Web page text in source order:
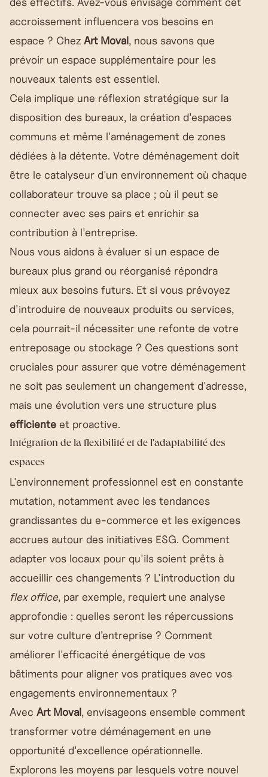
accroissement influencera vos besoins en
espace ? Chez Art Moval, nous savons que
prévoir un espace supplémentaire pour les
nouveaux talents est essentiel.
Cela implique une réflexion stratégique sur la
disposition des bureaux, la création d'espaces
communs et même l'aménagement de zones
dédiées à la détente. Votre déménagement doit
être le catalyseur d'un environnement où chaque
collaborateur trouve sa place ; où il peut se
connecter avec ses pairs et enrichir sa
contribution à l'entreprise.
Nous vous aidons à évaluer si un espace de
bureaux plus grand ou réorganisé répondra
mieux aux besoins futurs. Et si vous prévoyez
d'introduire de nouveaux produits ou services,
cela pourrait-il nécessiter une refonte de votre
entreposage ou stockage ? Ces questions sont
cruciales pour assurer que votre déménagement
ne soit pas seulement un changement d'adresse,
mais une évolution vers une structure plus
efficiente et proactive.
Intégration de la flexibilité et de l'adaptabilité des
espaces
L'environnement professionnel est en constante
mutation, notamment avec les tendances
grandissantes du e-commerce et les exigences
accrues autour des initiatives ESG. Comment
adapter vos locaux pour qu'ils soient prêts à
accueillir ces changements ? L'introduction du
flex office, par exemple, requiert une analyse
approfondie : quelles seront les répercussions
sur votre culture d’entreprise ? Comment
améliorer l'efficacité énergétique de vos
bâtiments pour aligner vos pratiques avec vos
engagements environnementaux ?
Avec Art Moval, envisageons ensemble comment
transformer votre déménagement en une
opportunité d'excellence opérationnelle.
Explorons les moyens par lesquels votre nouvel